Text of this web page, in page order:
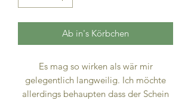
Ab in's Körbchen
Es mag so wirken als wär mir
gelegentlich langweilig. Ich möchte
allerdings behaupten dass der Schein